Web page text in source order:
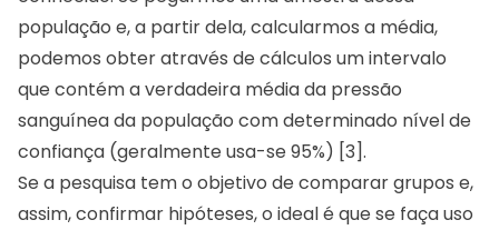
população e, a partir dela, calcularmos a média,
podemos obter através de cálculos um intervalo
que contém a verdadeira média da pressão
sanguínea da população com determinado nível de
confiança (geralmente usa-se 95%) [3].
Se a pesquisa tem o objetivo de comparar grupos e,
assim, confirmar hipóteses, o ideal é que se faça uso